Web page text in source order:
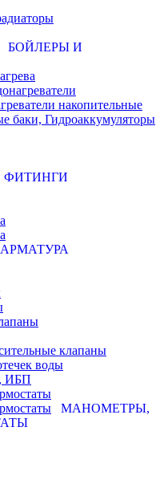
БОЙЛЕРЫ И
накопительные
баки, Гидроаккумуляторы
ФИТИНГИ
клапаны
воды
ИБП
МАНОМЕТРЫ,